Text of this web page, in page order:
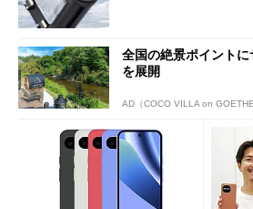
全国の絶景ポイント
を展開
AD（COCO VILLA on GOETHE